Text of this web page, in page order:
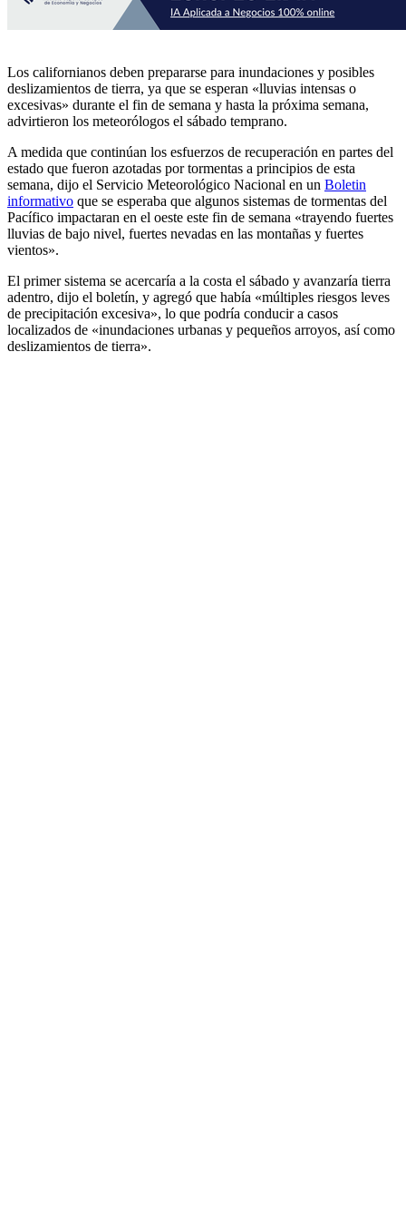
Los californianos deben prepararse para inundaciones y posibles
deslizamientos de tierra, ya que se esperan «lluvias intensas o
excesivas» durante el fin de semana y hasta la próxima semana,
advirtieron los meteorólogos el sábado temprano.
A medida que continúan los esfuerzos de recuperación en partes del
estado que fueron azotadas por tormentas a principios de esta
semana, dijo el Servicio Meteorológico Nacional en un Boletin
informativo que se esperaba que algunos sistemas de tormentas del
Pacífico impactaran en el oeste este fin de semana «trayendo fuertes
lluvias de bajo nivel, fuertes nevadas en las montañas y fuertes
vientos».
El primer sistema se acercaría a la costa el sábado y avanzaría tierra
adentro, dijo el boletín, y agregó que había «múltiples riesgos leves
de precipitación excesiva», lo que podría conducir a casos
localizados de «inundaciones urbanas y pequeños arroyos, así como
deslizamientos de tierra».